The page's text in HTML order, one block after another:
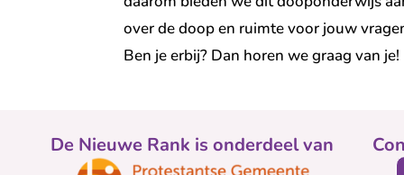
over de doop en ruimte voor jouw
Ben je erbij? Dan horen we graag van je!
De Nieuwe Rank is onderdeel van